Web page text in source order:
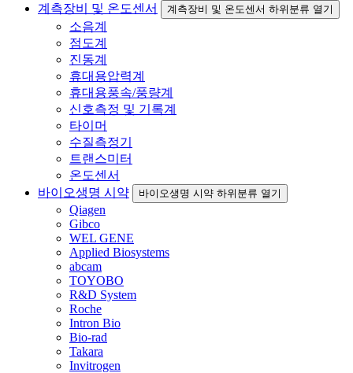
계측장비 및 온도센서
계측장비 및 온도센서 하위분류 열기
소음계
점도계
진동계
휴대용압력계
휴대용풍속/풍량계
신호측정 및 기록계
타이머
수질측정기
트랜스미터
온도센서
바이오생명 시약
바이오생명 시약 하위분류 열기
Qiagen
Gibco
WEL GENE
Applied Biosystems
abcam
TOYOBO
R&D System
Roche
Intron Bio
Bio-rad
Takara
Invitrogen